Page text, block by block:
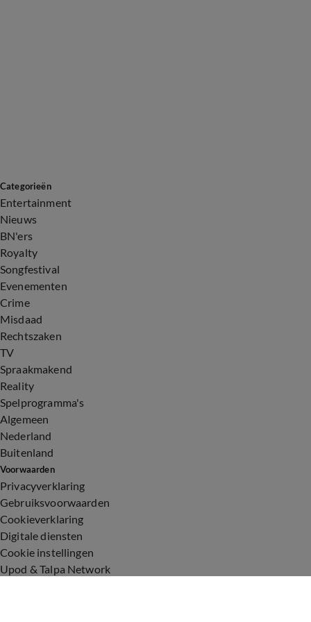
Categorieën
Entertainment
Nieuws
BN'ers
Royalty
Songfestival
Evenementen
Crime
Misdaad
Rechtszaken
TV
Spraakmakend
Reality
Spelprogramma's
Algemeen
Nederland
Buitenland
Voorwaarden
Privacyverklaring
Gebruiksvoorwaarden
Cookieverklaring
Digitale diensten
Cookie instellingen
Upod & Talpa Network